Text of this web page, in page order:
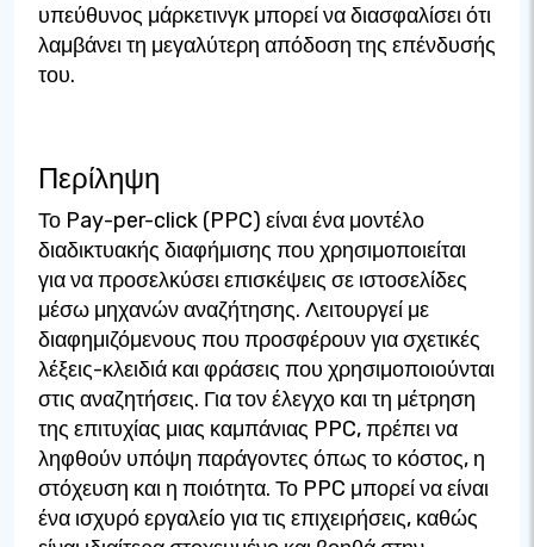
υπεύθυνος μάρκετινγκ μπορεί να διασφαλίσει ότι
λαμβάνει τη μεγαλύτερη απόδοση της επένδυσής
του.
Περίληψη
Το Pay-per-click (PPC) είναι ένα μοντέλο
διαδικτυακής διαφήμισης που χρησιμοποιείται
για να προσελκύσει επισκέψεις σε ιστοσελίδες
μέσω μηχανών αναζήτησης. Λειτουργεί με
διαφημιζόμενους που προσφέρουν για σχετικές
λέξεις-κλειδιά και φράσεις που χρησιμοποιούνται
στις αναζητήσεις. Για τον έλεγχο και τη μέτρηση
της επιτυχίας μιας καμπάνιας PPC, πρέπει να
ληφθούν υπόψη παράγοντες όπως το κόστος, η
στόχευση και η ποιότητα. Το PPC μπορεί να είναι
ένα ισχυρό εργαλείο για τις επιχειρήσεις, καθώς